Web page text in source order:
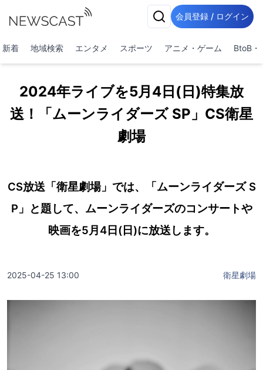
会員登録 / ログイン
新着 地域検索 エンタメ スポーツ アニメ・ゲーム BtoB・
2024年ライブを5月4日(日)特集放
送！「ムーンライダーズ SP」CS衛星
劇場
CS放送「衛星劇場」では、「ムーンライダーズ S
P」と題して、ムーンライダーズのコンサートや
映画を5月4日(日)に放送します。
2025-04-25 13:00 衛星劇場